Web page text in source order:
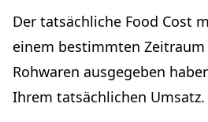
Der tatsächliche Food Cost
einem bestimmten
Rohwaren ausgegeben
Ihrem tatsächlichen Umsatz.